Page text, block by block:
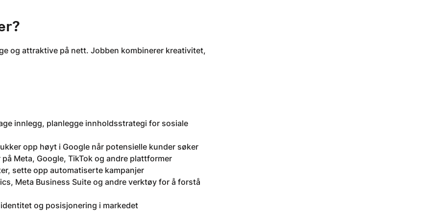
og attraktive på nett. Jobben kombinerer kreativitet,
innlegg, planlegge innholdsstrategi for sosiale
opp høyt i Google når potensielle kunder søker
Meta, Google, TikTok og andre plattformer
sette opp automatiserte kampanjer
Meta Business Suite og andre verktøy for å forstå
og posisjonering i markedet